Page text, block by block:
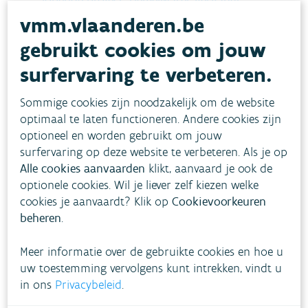
grondwater.
Voorstel indienen tegen 26 juli 2021
De procedure voor het indienen van een voorstel
verloopt in twee fasen. Een eerste voorstel moet
tegen 26 juli 2021 ingediend worden bij de
Vlaamse Milieumaatschappij. De initiatiefnemers
zullen feedback krijgen bij het eerste voorstel.
Definitieve voorstellen worden tegen 11 oktober
2021 verwacht.Door in twee fasen te werken
verlagen en de voorstellen waar mogelijk beter
doen aansluiten bij de doelstellingen.
vmm.vlaanderen.be
gebruikt cookies om jouw
surfervaring te verbeteren.
Sommige cookies zijn noodzakelijk om de website
optimaal te laten functioneren. Andere cookies zijn
optioneel en worden gebruikt om jouw
surfervaring op deze website te verbeteren. Als je op
Alle cookies aanvaarden klikt, aanvaard je ook de
optionele cookies. Wil je liever zelf kiezen welke
cookies je aanvaardt? Klik opCookievoorkeuren
beheren.
Meer informatie over de gebruikte cookies en hoe u
uw toestemming vervolgens kunt intrekken, vindt u
in ons Privacybeleid.